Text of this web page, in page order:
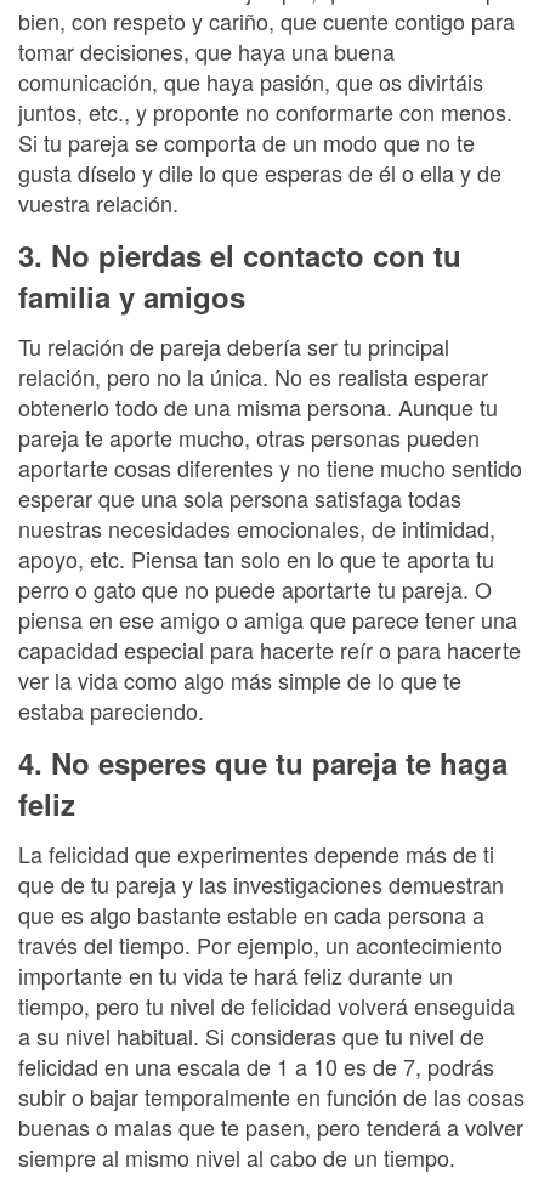
bien, con respeto y cariño, que cuente contigo para
tomar decisiones, que haya una buena
comunicación, que haya pasión, que os divirtáis
juntos, etc., y proponte no conformarte con menos.
Si tu pareja se comporta de un modo que no te
gusta díselo y dile lo que esperas de él o ella y de
vuestra relación.
3. No pierdas el contacto con tu
familia y amigos
Tu relación de pareja debería ser tu principal
relación, pero no la única. No es realista esperar
obtenerlo todo de una misma persona. Aunque tu
pareja te aporte mucho, otras personas pueden
aportarte cosas diferentes y no tiene mucho sentido
esperar que una sola persona satisfaga todas
nuestras necesidades emocionales, de intimidad,
apoyo, etc. Piensa tan solo en lo que te aporta tu
perro o gato que no puede aportarte tu pareja. O
piensa en ese amigo o amiga que parece tener una
capacidad especial para hacerte reír o para hacerte
ver la vida como algo más simple de lo que te
estaba pareciendo.
4. No esperes que tu pareja te haga
feliz
La felicidad que experimentes depende más de ti
que de tu pareja y las investigaciones demuestran
que es algo bastante estable en cada persona a
través del tiempo. Por ejemplo, un acontecimiento
importante en tu vida te hará feliz durante un
tiempo, pero tu nivel de felicidad volverá enseguida
a su nivel habitual. Si consideras que tu nivel de
felicidad en una escala de 1 a 10 es de 7, podrás
subir o bajar temporalmente en función de las cosas
buenas o malas que te pasen, pero tenderá a volver
siempre al mismo nivel al cabo de un tiempo.